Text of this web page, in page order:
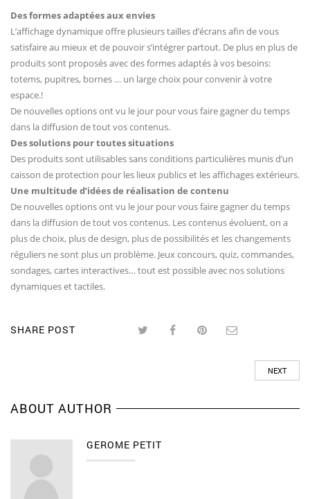
Des formes adaptées aux envies
L’affichage dynamique offre plusieurs tailles d’écrans afin de vous
satisfaire au mieux et de pouvoir s’intégrer partout. De plus en plus de
produits sont proposés avec des formes adaptés à vos besoins:
totems, pupitres, bornes … un large choix pour convenir à votre
espace.!
De nouvelles options ont vu le jour pour vous faire gagner du temps
dans la diffusion de tout vos contenus.
Des solutions pour toutes situations
Des produits sont utilisables sans conditions particulières munis d’un
caisson de protection pour les lieux publics et les affichages extérieurs.
Une multitude d’idées de réalisation de contenu
De nouvelles options ont vu le jour pour vous faire gagner du temps
dans la diffusion de tout vos contenus. Les contenus évoluent, on a
plus de choix, plus de design, plus de possibilités et les changements
réguliers ne sont plus un problème. Jeux concours, quiz, commandes,
sondages, cartes interactives… tout est possible avec nos solutions
dynamiques et tactiles.
SHARE POST
NEXT
ABOUT AUTHOR
GEROME PETIT